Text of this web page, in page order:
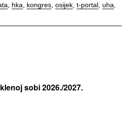
hka kongres, osijek, t-portal, uha
sobi 2026./2027.